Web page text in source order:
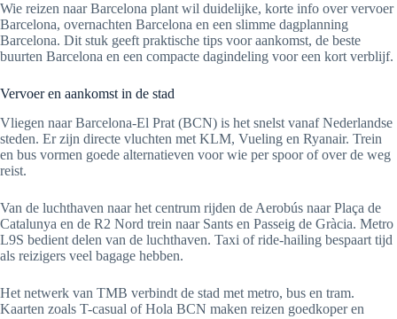
Wie reizen naar Barcelona plant wil duidelijke, korte info over vervoer
Barcelona, overnachten Barcelona en een slimme dagplanning
Barcelona. Dit stuk geeft praktische tips voor aankomst, de beste
buurten Barcelona en een compacte dagindeling voor een kort verblijf.
Vervoer en aankomst in de stad
Vliegen naar Barcelona-El Prat (BCN) is het snelst vanaf Nederlandse
steden. Er zijn directe vluchten met KLM, Vueling en Ryanair. Trein
en bus vormen goede alternatieven voor wie per spoor of over de weg
reist.
Van de luchthaven naar het centrum rijden de Aerobús naar Plaça de
Catalunya en de R2 Nord trein naar Sants en Passeig de Gràcia. Metro
L9S bedient delen van de luchthaven. Taxi of ride-hailing bespaart tijd
als reizigers veel bagage hebben.
Het netwerk van TMB verbindt de stad met metro, bus en tram.
Kaarten zoals T-casual of Hola BCN maken reizen goedkoper en